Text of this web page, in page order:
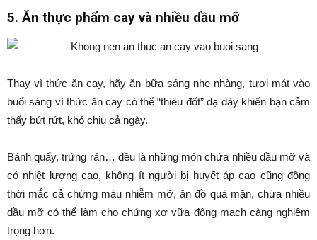
5. Ăn thực phẩm cay và nhiều dầu mỡ
Thay vì thức ăn cay, hãy ăn bữa sáng nhẹ nhàng, tươi mát vào
buổi sáng vì thức ăn cay có thể “thiêu đốt” dạ dày khiến bạn cảm
thấy bứt rứt, khó chịu cả ngày.
Bánh quẩy, trứng rán… đều là những món chứa nhiều dầu mỡ và
có nhiệt lượng cao, không ít người bị huyết áp cao cũng đồng
thời mắc cả chứng máu nhiễm mỡ, ăn đồ quá mặn, chứa nhiều
dầu mỡ có thể làm cho chứng xơ vữa động mạch càng nghiêm
trọng hơn.